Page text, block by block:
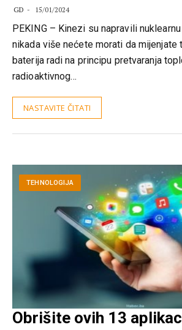
GD 15/01/2024
PEKING – Kinezi su napravili
nikada više nećete morati da mijenjate
baterija radi na principu pretvaranja
radioaktivnog…
NASTAVITE ČITATI
TEHNOLOGIJA
Obrišite ovih 13